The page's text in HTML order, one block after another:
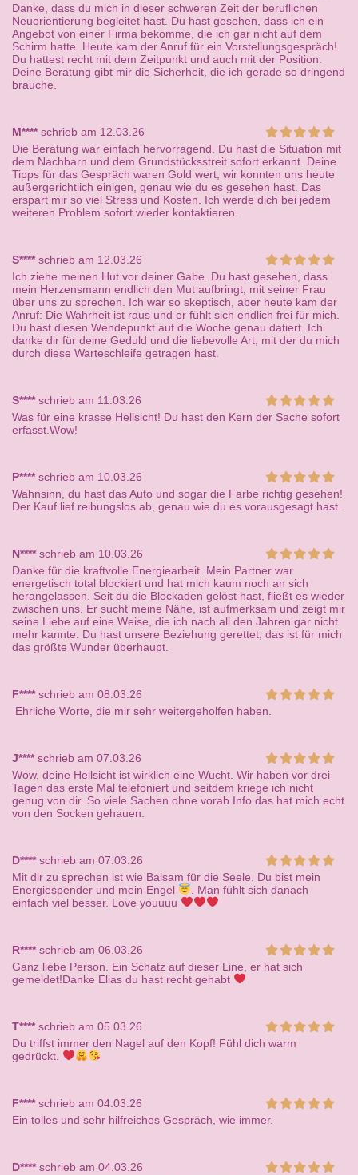
Danke, dass du mich in dieser schweren Zeit der beruflichen
Neuorientierung begleitet hast. Du hast gesehen, dass ich ein
Angebot von einer Firma bekomme, die ich gar nicht auf dem
Schirm hatte. Heute kam der Anruf für ein Vorstellungsgespräch!
Du hattest recht mit dem Zeitpunkt und auch mit der Position.
Deine Beratung gibt mir die Sicherheit, die ich gerade so dringend
brauche.
M****schrieb am 12.03.26
Die Beratung war einfach hervorragend. Du hast die Situation mit
dem Nachbarn und dem Grundstücksstreit sofort erkannt. Deine
Tipps für das Gespräch waren Gold wert, wir konnten uns heute
außergerichtlich einigen, genau wie du es gesehen hast. Das
erspart mir so viel Stress und Kosten. Ich werde dich bei jedem
weiteren Problem sofort wieder kontaktieren.
S****schrieb am 12.03.26
Ich ziehe meinen Hut vor deiner Gabe. Du hast gesehen, dass
mein Herzensmann endlich den Mut aufbringt, mit seiner Frau
über uns zu sprechen. Ich war so skeptisch, aber heute kam der
Anruf: Die Wahrheit ist raus und er fühlt sich endlich frei für mich.
Du hast diesen Wendepunkt auf die Woche genau datiert. Ich
danke dir für deine Geduld und die liebevolle Art, mit der du mich
durch diese Warteschleife getragen hast.
S****schrieb am 11.03.26
Was für eine krasse Hellsicht! Du hast den Kern der Sache sofort
erfasst.Wow!
P****schrieb am 10.03.26
Wahnsinn, du hast das Auto und sogar die Farbe richtig gesehen!
Der Kauf lief reibungslos ab, genau wie du es vorausgesagt hast.
N****schrieb am 10.03.26
Danke für die kraftvolle Energiearbeit. Mein Partner war
energetisch total blockiert und hat mich kaum noch an sich
herangelassen. Seit du die Blockaden gelöst hast, fließt es wieder
zwischen uns. Er sucht meine Nähe, ist aufmerksam und zeigt mir
seine Liebe auf eine Weise, die ich nach all den Jahren gar nicht
mehr kannte. Du hast unsere Beziehung gerettet, das ist für mich
das größte Wunder überhaupt.
F****schrieb am 08.03.26
Ehrliche Worte, die mir sehr weitergeholfen haben.
J****schrieb am 07.03.26
Wow, deine Hellsicht ist wirklich eine Wucht. Wir haben vor drei
Tagen das erste Mal telefoniert und seitdem kriege ich nicht
genug von dir. So viele Sachen ohne vorab Info das hat mich echt
von den Socken gehauen.
D****schrieb am 07.03.26
Mit dir zu sprechen ist wie Balsam für die Seele. Du bist mein
Energiespender und mein Engel
. Man fühlt sich danach
einfach viel besser. Love youuuu
R****schrieb am 06.03.26
Ganz liebe Person. Ein Schatz auf dieser Line, er hat sich
gemeldet!Danke Elias du hast recht gehabt
T****schrieb am 05.03.26
Du triffst immer den Nagel auf den Kopf! Fühl dich warm
gedrückt.
F****schrieb am 04.03.26
Ein tolles und sehr hilfreiches Gespräch, wie immer.
D****schrieb am 04.03.26